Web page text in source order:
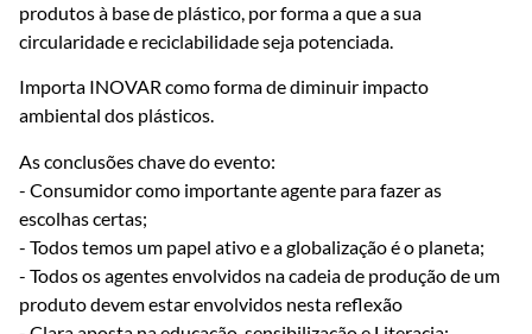
produtos à base de plástico, por forma a que a sua
circularidade e reciclabilidade seja potenciada.
Importa INOVAR como forma de diminuir impacto
ambiental dos plásticos.
As conclusões chave do evento:
- Consumidor como importante agente para fazer as
escolhas certas;
- Todos temos um papel ativo e a globalização é o planeta;
- Todos os agentes envolvidos na cadeia de produção de um
produto devem estar envolvidos nesta reflexão